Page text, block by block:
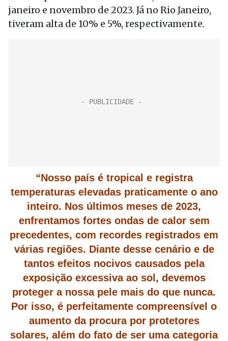
janeiro e novembro de 2023. Já no Rio Janeiro,
tiveram alta de 10% e 5%, respectivamente.
“Nosso país é tropical e registra
temperaturas elevadas praticamente o ano
inteiro. Nos últimos meses de 2023,
enfrentamos fortes ondas de calor sem
precedentes, com recordes registrados em
várias regiões. Diante desse cenário e de
tantos efeitos nocivos causados pela
exposição excessiva ao sol, devemos
proteger a nossa pele mais do que nunca.
Por isso, é perfeitamente compreensível o
aumento da procura por protetores
solares, além do fato de ser uma categoria